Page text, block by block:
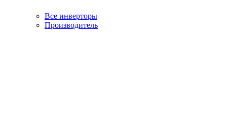
Все инверторы
Производитель